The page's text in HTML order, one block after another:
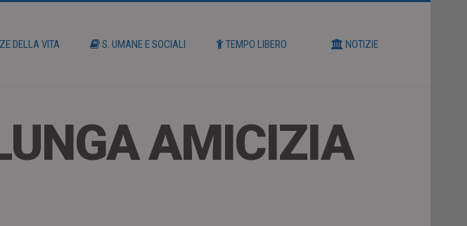
DELLA VITA S. UMANE E SOCIALI TEMPO LIBERO NOTIZIE
AMICIZIA